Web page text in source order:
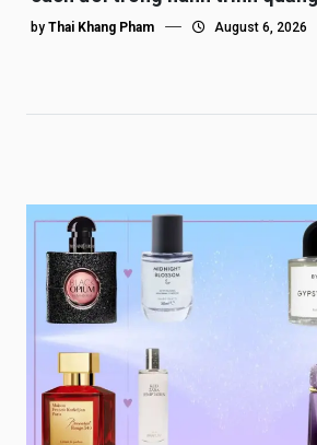
by Thai Khang Pham August 6, 2026